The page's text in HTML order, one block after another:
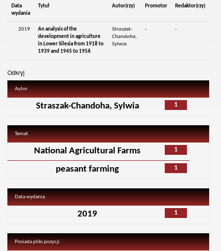
Data
wydania
Tytuł Autor(rzy) Promotor Redaktor(rzy)
2019
An analysis of the
development in agriculture
in Lower Silesia from 1918 to
1939 and 1945 to 1956
Straszak-
Chandoha,
Sylwia
- -
Odkryj
Autor
1
Straszak-Chandoha, Sylwia
Temat
1
National Agricultural Farms
1
peasant farming
Data wydania
1
2019
Posiada pliki pozycji